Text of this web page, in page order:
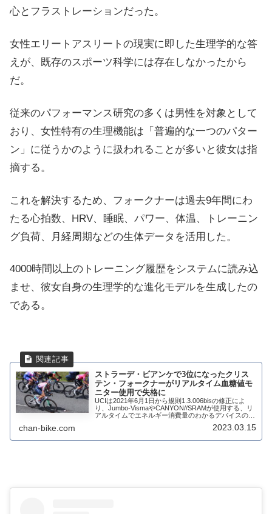
心とフラストレーションだった。
女性エリートアスリートの現実に即した生理学的な答
えが、既存のスポーツ科学には存在しなかったから
だ。
従来のパフォーマンス研究の多くは男性を対象として
おり、女性特有の生理機能は「普遍的な一つのパター
ン」に従うかのように扱われることが多いと彼女は指
摘する。
これを解決するため、フォークナーは過去9年間にわ
たる心拍数、HRV、睡眠、パワー、体温、トレーニン
グ負荷、月経周期などの生体データを活用した。
4000時間以上のトレーニング履歴をシステムに読み込
ませ、彼女自身の生理学的な進化モデルを生成したの
である。
ストラーデ・ビアンケで3位になったクリス
テン・フォークナーがリアルタイム血糖値モ
ニター使用で失格に
UCIは2021年6月1日から規則1.3.006bisの修正によ
り、Jumbo-VismaやCANYON//SRAMが使用する、リ
アルタイムでエネルギー消費量のわかるデバイスのレ
ース中の禁止を発表していた。これにはクリス・フル
chan-bike.com 2023.03.15